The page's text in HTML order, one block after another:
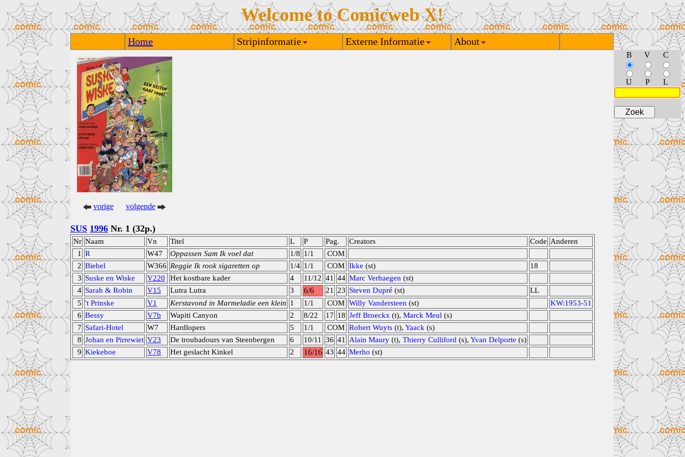
Welcome to Comicweb X!
Home Stripinformatie Externe Informatie About
vorige volgende
SUS 1996 Nr. 1 (32p.)
Nr Naam Vn Titel L P Pag. Creators Code Anderen
1
R W47 Oppassen Sam Ik voel dat 1/8 1/1
COM
2 Biebel W366 Reggie Ik rook sigaretten op 1/4 1/1 COM Ikke (st)
18
3 Suske en Wiske V220 Het kostbare kader 4 11/12 41 44 Marc Verhaegen (st)
4 Sarah & Robin V15 Lutra Lutra 3 6/6 21 23 Steven Dupré (st)
LL
5 't Prinske V1 Kerstavond in Marmeladie een klein 1 1/1 COM Willy Vandersteen (st)
KW:1953-51
6 Bessy V7b Wapiti Canyon 2 8/22 17 18 Jeff Broeckx (t), Marck Meul (s)
7 Safari-Hotel W7 Hardlopers 5 1/1 COM Robert Wuyts (t), Yaack (s)
8 Johan en Pirrewiet V23 De troubadours van Steenbergen 6 10/11 36 41 Alain Maury (t), Thierry Culliford (s), Yvan Delporte (s)
9 Kiekeboe V78 Het geslacht Kinkel 2 16/16 43 44 Merho (st)
B V C
U P L